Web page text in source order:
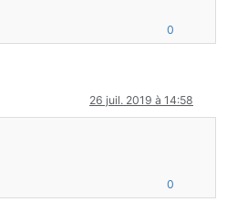
0
26 juil. 2019 à 14:58
0